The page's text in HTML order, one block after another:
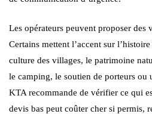
Les opérateurs peuvent proposer des
Certains mettent l’accent sur
culture des villages, le patrimoine
le camping, le soutien de porteurs
KTA recommande de vérifier ce qui
devis bas peut coûter cher si permis,